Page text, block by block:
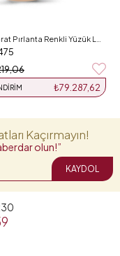
₺79.287,62
Kaçırmayın!
olun!”
KAYDOL